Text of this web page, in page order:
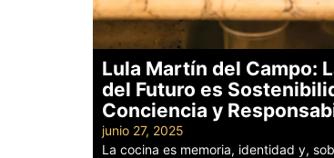
Lula Martín del Campo:
del Futuro es
Conciencia y
junio 27, 2025
La cocina es memoria, identidad y,